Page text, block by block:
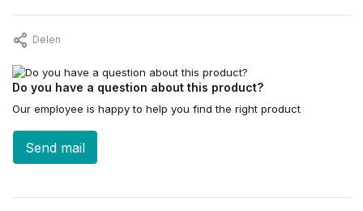
Delen
Do you have a question about this product?
Our employee is happy to help you find the right product
Send mail